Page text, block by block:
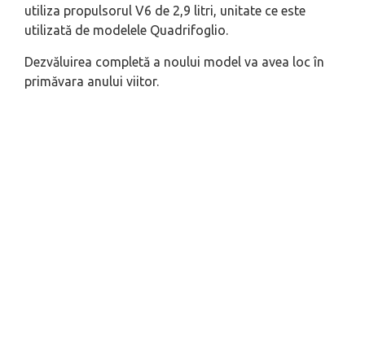
utiliza propulsorul V6 de 2,9 litri, unitate ce este
utilizată de modelele Quadrifoglio.
Dezvăluirea completă a noului model va avea loc în
primăvara anului viitor.